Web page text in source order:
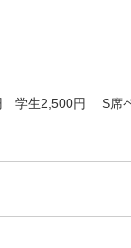
生2,500円 S席ペ